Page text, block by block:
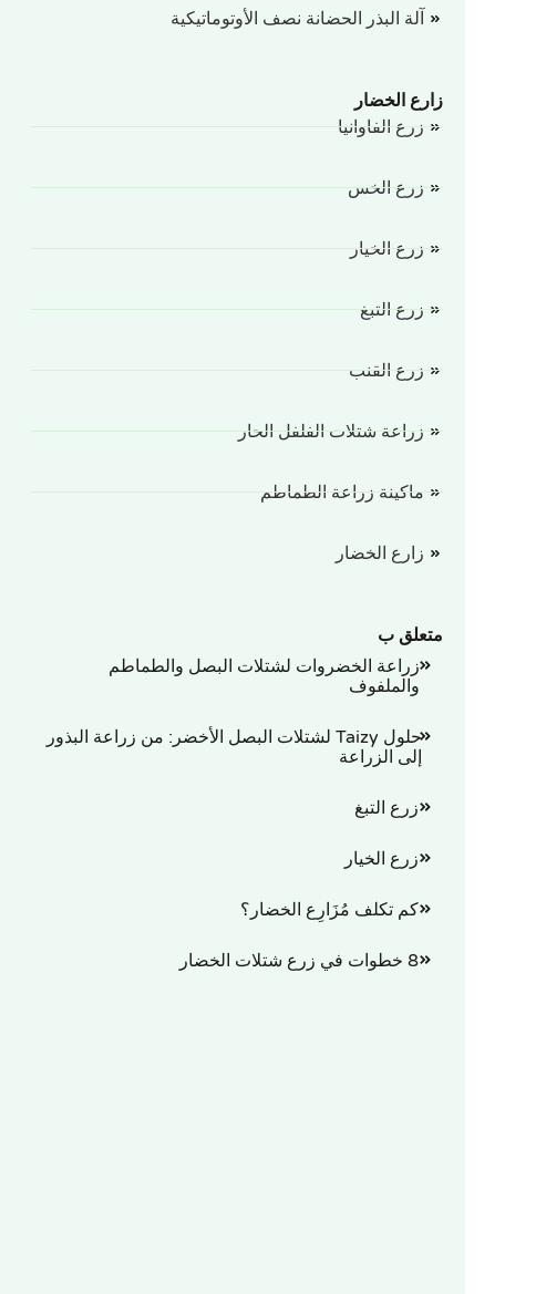
آلة البذر الحضانة نصف الأوتوماتيكية
زارع الخضار
زرع الفاوانيا
زرع الخس
زرع الخيار
زرع التبغ
زرع القنب
زراعة شتلات الفلفل الحار
ماكينة زراعة الطماطم
زارع الخضار
متعلق ب
زراعة الخضروات لشتلات البصل والطماطم
والملفوف
حلول Taizy لشتلات البصل الأخضر: من زراعة البذور
إلى الزراعة
زرع التبغ
زرع الخيار
كم تكلف مُزَارِع الخضار؟
8 خطوات في زرع شتلات الخضار